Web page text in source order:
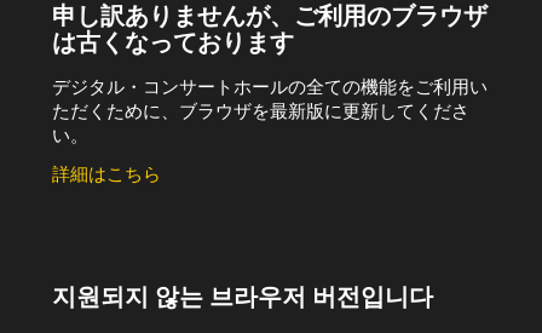
申し訳ありませんが、ご利用のブラウザ
は古くなっております
デジタル・コンサートホールの全ての機能をご利用い
ただくために、ブラウザを最新版に更新してくださ
い。
詳細はこちら
지원되지 않는 브라우저 버전입니다